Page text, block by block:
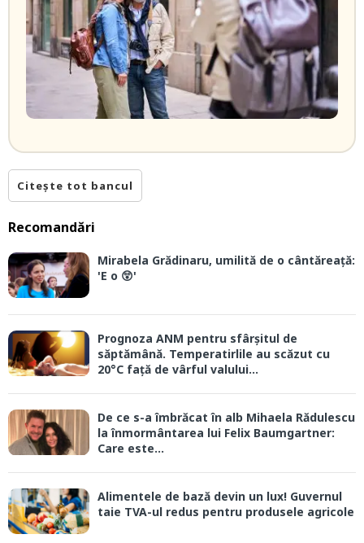
Citește tot bancul
Recomandări
Mirabela Grădinaru, umilită de o cântăreață:
'E o 😲'
Prognoza ANM pentru sfârșitul de
săptămână. Temperatirlile au scăzut cu
20°C față de vârful valului...
De ce s-a îmbrăcat în alb Mihaela Rădulescu
la înmormântarea lui Felix Baumgartner:
Care este...
Alimentele de bază devin un lux! Guvernul
taie TVA-ul redus pentru produsele agricole